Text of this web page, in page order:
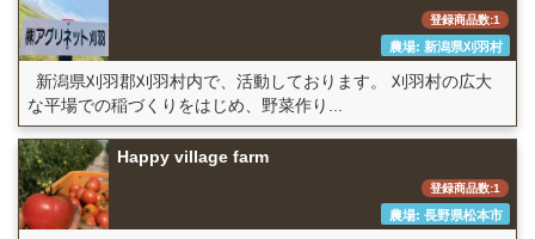
登録商品数:1
農場: 新潟県刈羽村
新潟県刈羽郡刈羽村内で、活動しております。 刈羽村の広大
な平場での稲づくりをはじめ、野菜作り...
Happy village farm
登録商品数:1
農場: 長野県松本市